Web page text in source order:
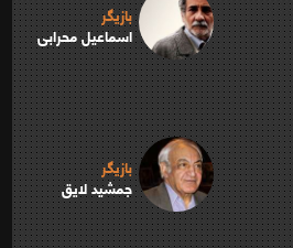
بازیگر
اسماعیل محرابی
بازیگر
جمشید لایق